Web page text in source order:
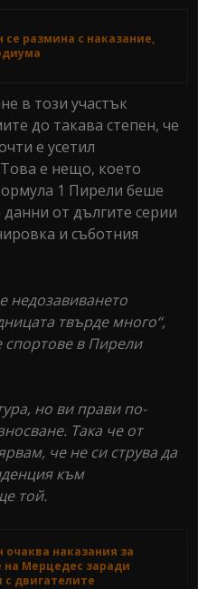
размина с наказание,
в този участък
до такава степен, че
е усетил
е нещо, което
1 Пирели беше
от дългите серии
и съботния
недозавиването
твърде много“,
в Пирели
но ви прави по-
Така че от
че не си струва да
към
той.
наказания за
на Мерцедес заради
с двигателите